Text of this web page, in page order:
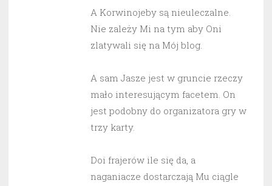
A Korwinojeby są nieuleczalne.
Nie zależy Mi na tym aby Oni
zlatywali się na Mój blog.
A sam Jasze jest w gruncie rzeczy
mało interesującym facetem. On
jest podobny do organizatora gry w
trzy karty.
Doi frajerów ile się da, a
naganiacze dostarczają Mu ciągle